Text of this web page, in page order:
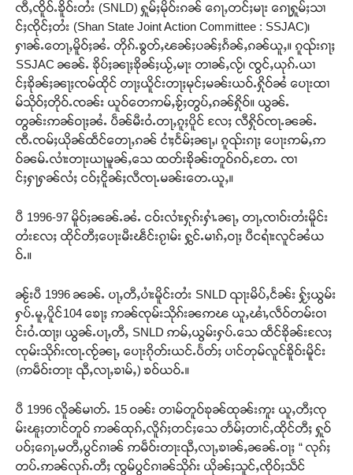
ၸီႇၸိူဝ်ႉၶိူဝ်းတႆး (SNLD) ႁူမ်ႈမိုဝ်းၵၼ် ​​ၵေႃႇတင်ႈမႃး ​​ၵေႃႁူမ်ႈသၢ
င်ႈၸိုင်ႈတႆး (Shan State Joint Action Committee : SSJAC)၊
ႁၢၼ်ႉ​​တေႃႇမိူဝ်ႈၼႆႉ တိုၵ်ႉၶွတ်ႇၽၼ်ႈပၼ်ႈၵႅၼ်ႇၵၼ်ယူႇ။ ၵူၺ်းၵႃႈ
SSJAC ၼၼ်ႉ ၶိုပ်ႈၼႃႈၶိုၼ်ႈယႂ်ႇမႃး တၢၼ်ႇလႂ်၊ ၸွင်ႇယုၵ်ႉယၢ
င်ႈၶိုၼ်ႈၼႃႈၸမ်ထိုင် တႃႈယိူင်းတႃႈမုင်ႈမၼ်းယဝ်ႉႁိုဝ်ၼႆ ​​ပေႃးထၢ
မ်သိုဝ်ႈတိုဝ်ႉၸၼ်း ယူဝ်​​တေဢမ်ႇၶႂ်ႈတွပ်ႇၵၼ်ႁိုဝ်။ ယွၼ်ႉ
တွၼ်းဢၼ်ဝႃႈၼႆႉ ပဵၼ်မီးဝႆႉတႃႇၵူႈပိူင် လႄႈ လီႁိုဝ်ၸႃႉၼၼ်ႉ
ၸီႉၸမ်ႈယိုၼ်ထဵင်​​တေႃႇၵၼ် ငၢႆႈငႅမ်ႈၼႃႇ၊ ၵူၺ်းၵႃႈ ​​ပေႃးဢမ်ႇဢ
ဝ်ၼမ်ႉလၢႆးတႃးယႃမူၼ်ႇ​​သေ ထတ်းၶိုၼ်းတူဝ်ၵဝ်ႇတႄႉ ၸၢ
င်ႈႁႃႁၼ်လႆႈ ငဝ်ႈငိူၼ်ႈလီၸႃႉမၼ်း​​တေႉယူႇ​​။
ပီ 1996-97 မိူဝ်ႈၼၼ်ႉၼႆႉ ငဝ်းလၢႆးႁုၵ်းႁၢႆႉၼႃႇ တႃႇၸၢဝ်းတႆးမိူင်း
တႆးလႄႈ ထိုင်တီႈ​​ပေႃးမီးၽဵင်းၵႂၢမ်း ႁွင်ႉမၢၵ်ႇဝႃႈ ပီငရၢႆးလူင်ၼႆယ
ဝ်ႉ။
ၼႂ်းပီ 1996 ၼၼ်ႉ ပႃႇတီႇပၢႆးမိူင်းတႆး SNLD ၺႃးမိပ်ႇငႅၼ်း ႁႂ်ႈယွမ်း
ႁပ်ႉမူႇပိူင်104 ၶေႃႈ ဢၼ်ၸုမ်းသိုၵ်းၼဢၽ ယူႇၽၢႆႇလဵဝ်တမ်းဝၢ
င်းဝႆႉထႃႈ၊ ယွၼ်ႉပႃႇတီႇ SNLD ဢမ်ႇယွမ်းႁပ်ႉ​​သေ ထဵင်ၶိုၼ်းလႄႈ
ၸုမ်းသိုၵ်းၸႃႉၸႂ်​​ၼႃႇ ​​ပေႃးၵိုတ်းယင်ႉပႅတ်ႈ ပၢင်တုမ်လူင်ၶိူဝ်းမိူင်း
(ဢမဵဝ်းတႃး ၺီႇလႃႇၶၢမ်ႇ) ၶဝ်ယဝ်ႉ။
ပီ 1996 လိူၼ်မၢတ်ႉ 15 ဝၼ်း တၢမ်တူဝ်ၶုၼ်ထုၼ်းဢူး ယူႇတီႈၸု
မ်းၽူႈတၢင်တူဝ် ဢၼ်ထုၵ်ႇလိူၵ်ႈတင်ႈ​​သေ တႅမ်ႈတၢင်ႇထိုင်တီႈ ႁူဝ်
ပဝ်ႈ​​ၵေႃႇမတီႇပွင်ၵၢၼ် ဢမဵဝ်းတႃးၺီႇလႃႇၶၢၼ်ႇၼၼ်ႉဝႃႈ “ လုၵ်ႈ
တပ်ႉဢၼ်လုၵ်ႉတီႈ ၸွမ်ပွင်ၵၢၼ်သိုၵ်း ယိုၼ်ႈသူင်ႇၸိုဝ်ႈသဵင်